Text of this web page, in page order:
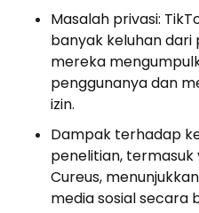
Masalah privasi:
banyak keluhan
mereka
penggunanya dan
izin.
Dampak terhadap
penelitian, termasuk
Cureus,
media sosial secara